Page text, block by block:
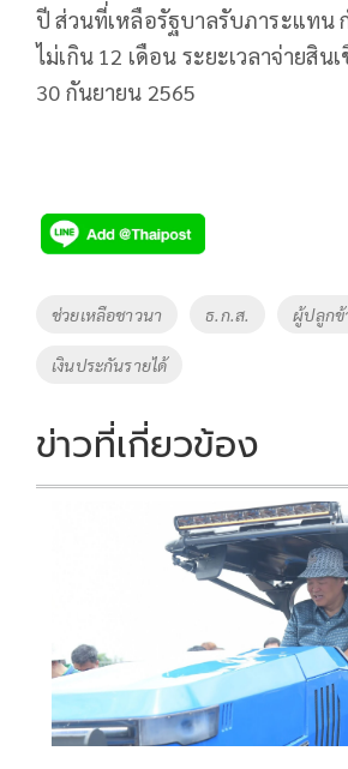
ปี ส่วนที่เหลือรัฐบาลรับภาระแทน
ไม่เกิน 12 เดือน ระยะเวลาจ่ายสิน
30 กันยายน 2565
Tags
ช่วยเหลือชาวนา ธ.ก.ส. ผู้ปลูกข้
เงินประกันรายได้
ข่าวที่เกี่ยวข้อง